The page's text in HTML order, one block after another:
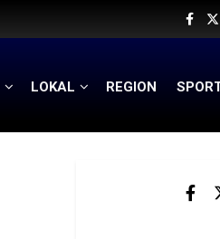
LOKAL REGION